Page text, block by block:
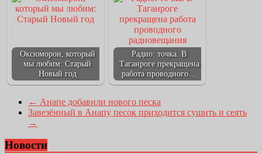
Оксюморон, который
мы любим: Старый
Новый год
Радио: точка. В
Таганроге прекращена
работа проводного…
← Анапе добавили нового песка
Завезённый в Анапу песок приходится сушить и сеять
→
Новости